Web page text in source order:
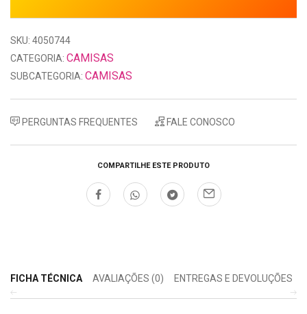
SKU: 4050744
CATEGORIA: CAMISAS
SUBCATEGORIA: CAMISAS
PERGUNTAS FREQUENTES FALE CONOSCO
COMPARTILHE ESTE PRODUTO
FICHA TÉCNICA AVALIAÇÕES (0) ENTREGAS E DEVOLUÇÕES